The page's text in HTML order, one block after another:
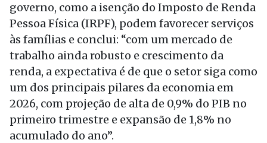
governo, como a isenção do Imposto de Renda
Pessoa Física (IRPF), podem favorecer serviços
às famílias e conclui: “com um mercado de
trabalho ainda robusto e crescimento da
renda, a expectativa é de que o setor siga como
um dos principais pilares da economia em
2026, com projeção de alta de 0,9% do PIB no
primeiro trimestre e expansão de 1,8% no
acumulado do ano”.